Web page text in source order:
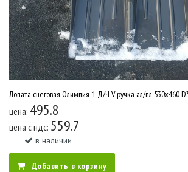
Лопата снеговая Олимпия-1 Д/Ч V ручка ал/пл 530х460
цена: 495.8
цена c ндс: 559.7
в наличии
Добавить в корзину